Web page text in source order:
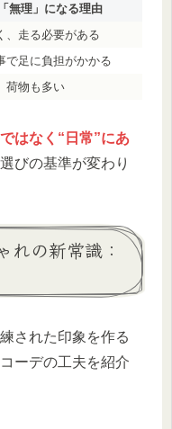
無理」になる理由
、走る必要がある
で足に負担がかかる
荷物も多い
はなく“日常”にあ
びの基準が変わり
れの新常識：
された印象を作る
ーデの工夫を紹介